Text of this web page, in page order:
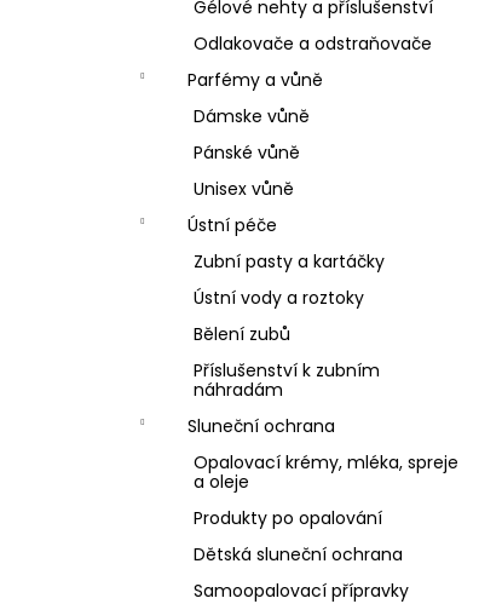
Gélové nehty a příslušenství
Odlakovače a odstraňovače
Parfémy a vůně
Dámske vůně
Pánské vůně
Unisex vůně
Ústní péče
Zubní pasty a kartáčky
Ústní vody a roztoky
Bělení zubů
Příslušenství k zubním
náhradám
Sluneční ochrana
Opalovací krémy, mléka, spreje
a oleje
Produkty po opalování
Dětská sluneční ochrana
Samoopalovací přípravky